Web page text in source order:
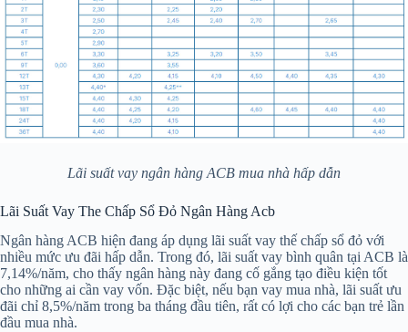
Lãi suất vay ngân hàng ACB mua nhà hấp dẫn
Lãi Suất Vay The Chấp Sổ Đỏ Ngân Hàng Acb
Ngân hàng ACB hiện đang áp dụng lãi suất vay thế chấp sổ đỏ với
nhiều mức ưu đãi hấp dẫn. Trong đó, lãi suất vay bình quân tại ACB là
7,14%/năm, cho thấy ngân hàng này đang cố gắng tạo điều kiện tốt
cho những ai cần vay vốn. Đặc biệt, nếu bạn vay mua nhà, lãi suất ưu
đãi chỉ 8,5%/năm trong ba tháng đầu tiên, rất có lợi cho các bạn trẻ lần
đầu mua nhà.